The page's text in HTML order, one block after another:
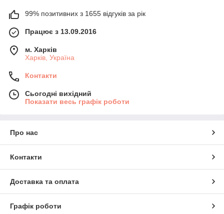
99% позитивних з 1655 відгуків за рік
Працює з 13.09.2016
м. Харків
Харків, Україна
Контакти
Сьогодні вихідний
Показати весь графік роботи
Про нас
Контакти
Доставка та оплата
Графік роботи